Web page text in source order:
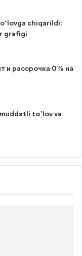
chiqarildi:
grafigi
и рассрочка 0% на
to’lov va